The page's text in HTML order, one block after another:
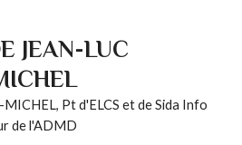
JEAN-LUC
Pt d'ELCS et de Sida Info
de l'ADMD